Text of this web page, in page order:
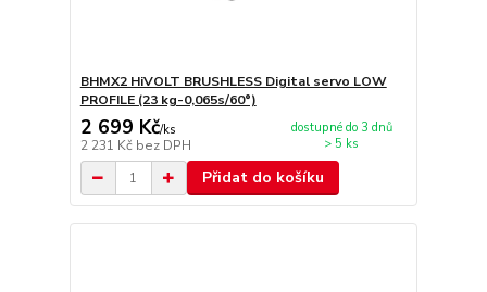
BHMX2 HiVOLT BRUSHLESS Digital servo LOW
PROFILE (23 kg-0,065s/60°)
2 699 Kč/ks
2 231 Kč bez DPH
dostupné do 3 dnů
> 5 ks
Přidat do košíku